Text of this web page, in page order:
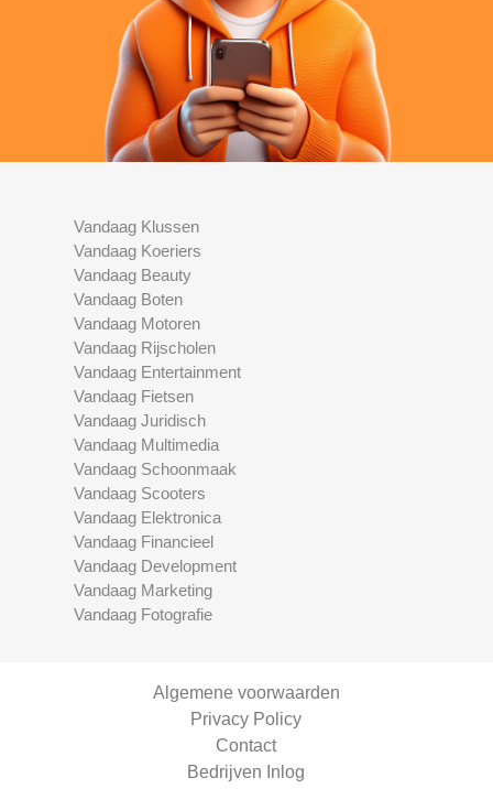
Vandaag Klussen
Vandaag Koeriers
Vandaag Beauty
Vandaag Boten
Vandaag Motoren
Vandaag Rijscholen
Vandaag Entertainment
Vandaag Fietsen
Vandaag Juridisch
Vandaag Multimedia
Vandaag Schoonmaak
Vandaag Scooters
Vandaag Elektronica
Vandaag Financieel
Vandaag Development
Vandaag Marketing
Vandaag Fotografie
Algemene voorwaarden
Privacy Policy
Contact
Bedrijven Inlog